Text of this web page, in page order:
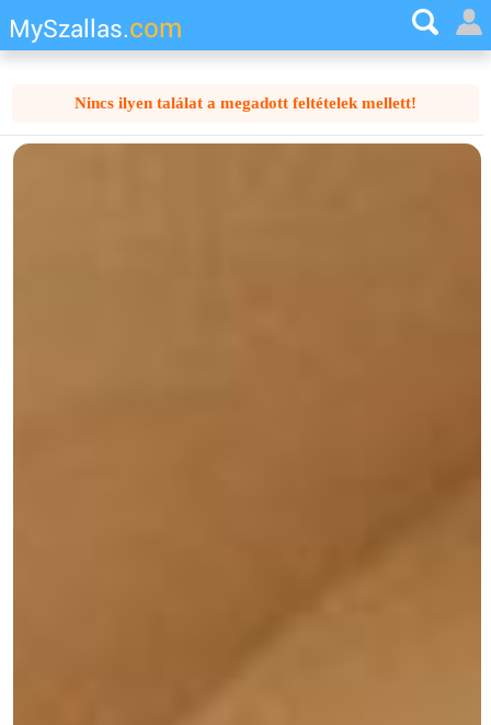
MySzallas.com
Nincs ilyen találat a megadott feltételek mellett!